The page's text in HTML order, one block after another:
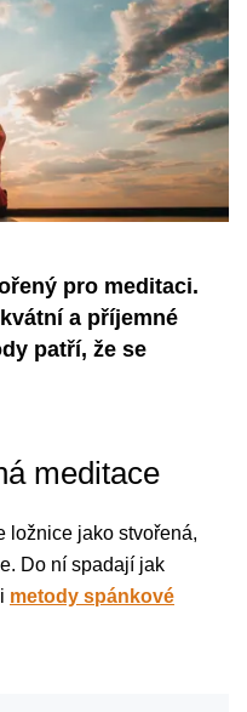
pro meditaci.
a příjemné
patří, že se
meditace
ložnice jako stvořená,
Do ní spadají jak
metody spánkové